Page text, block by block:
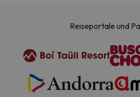
Reiseportale und